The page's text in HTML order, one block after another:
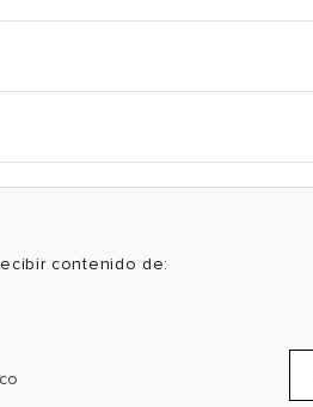
contenido de: